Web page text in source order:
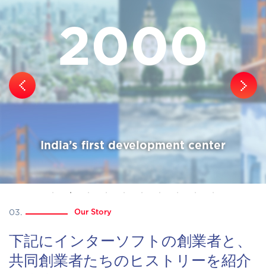
2003
US office established
03. Our Story
下記にインターソフトの創業者と、
共同創業者たちのヒストリーを紹介